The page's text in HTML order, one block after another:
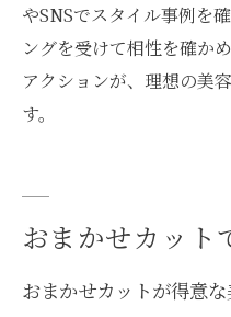
やSNSでスタイル事例を
ングを受けて相性を確か
アクションが、理想の美
す。
おまかせカット
おまかせカットが得意